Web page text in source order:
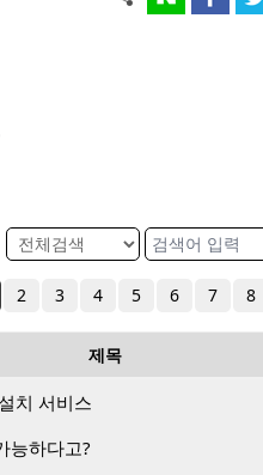
2 3 4 5 6 7 8
제목
치 서비스
능하다고?